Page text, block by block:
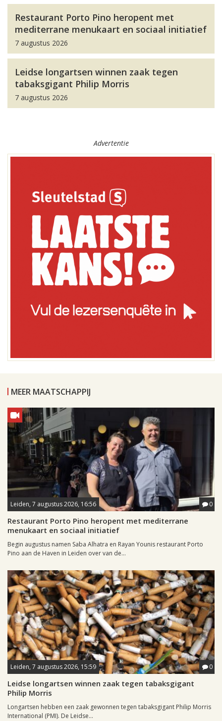
Restaurant Porto Pino heropent met
mediterrane menukaart en sociaal initiatief
7 augustus 2026
Leidse longartsen winnen zaak tegen
tabaksgigant Philip Morris
7 augustus 2026
Advertentie
MEER MAATSCHAPPIJ
Leiden, 7 augustus 2026, 16:56 0
Restaurant Porto Pino heropent met mediterrane
menukaart en sociaal initiatief
Begin augustus namen Saba Alhatra en Rayan Younis restaurant Porto
Pino aan de Haven in Leiden over van de...
Leiden, 7 augustus 2026, 15:59 0
Leidse longartsen winnen zaak tegen tabaksgigant
Philip Morris
Longartsen hebben een zaak gewonnen tegen tabaksgigant Philip Morris
International (PMI). De Leidse...